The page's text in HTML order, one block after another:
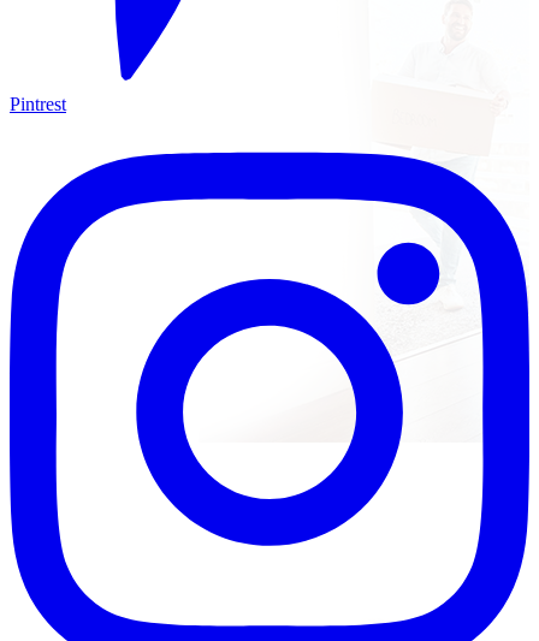
Pintrest